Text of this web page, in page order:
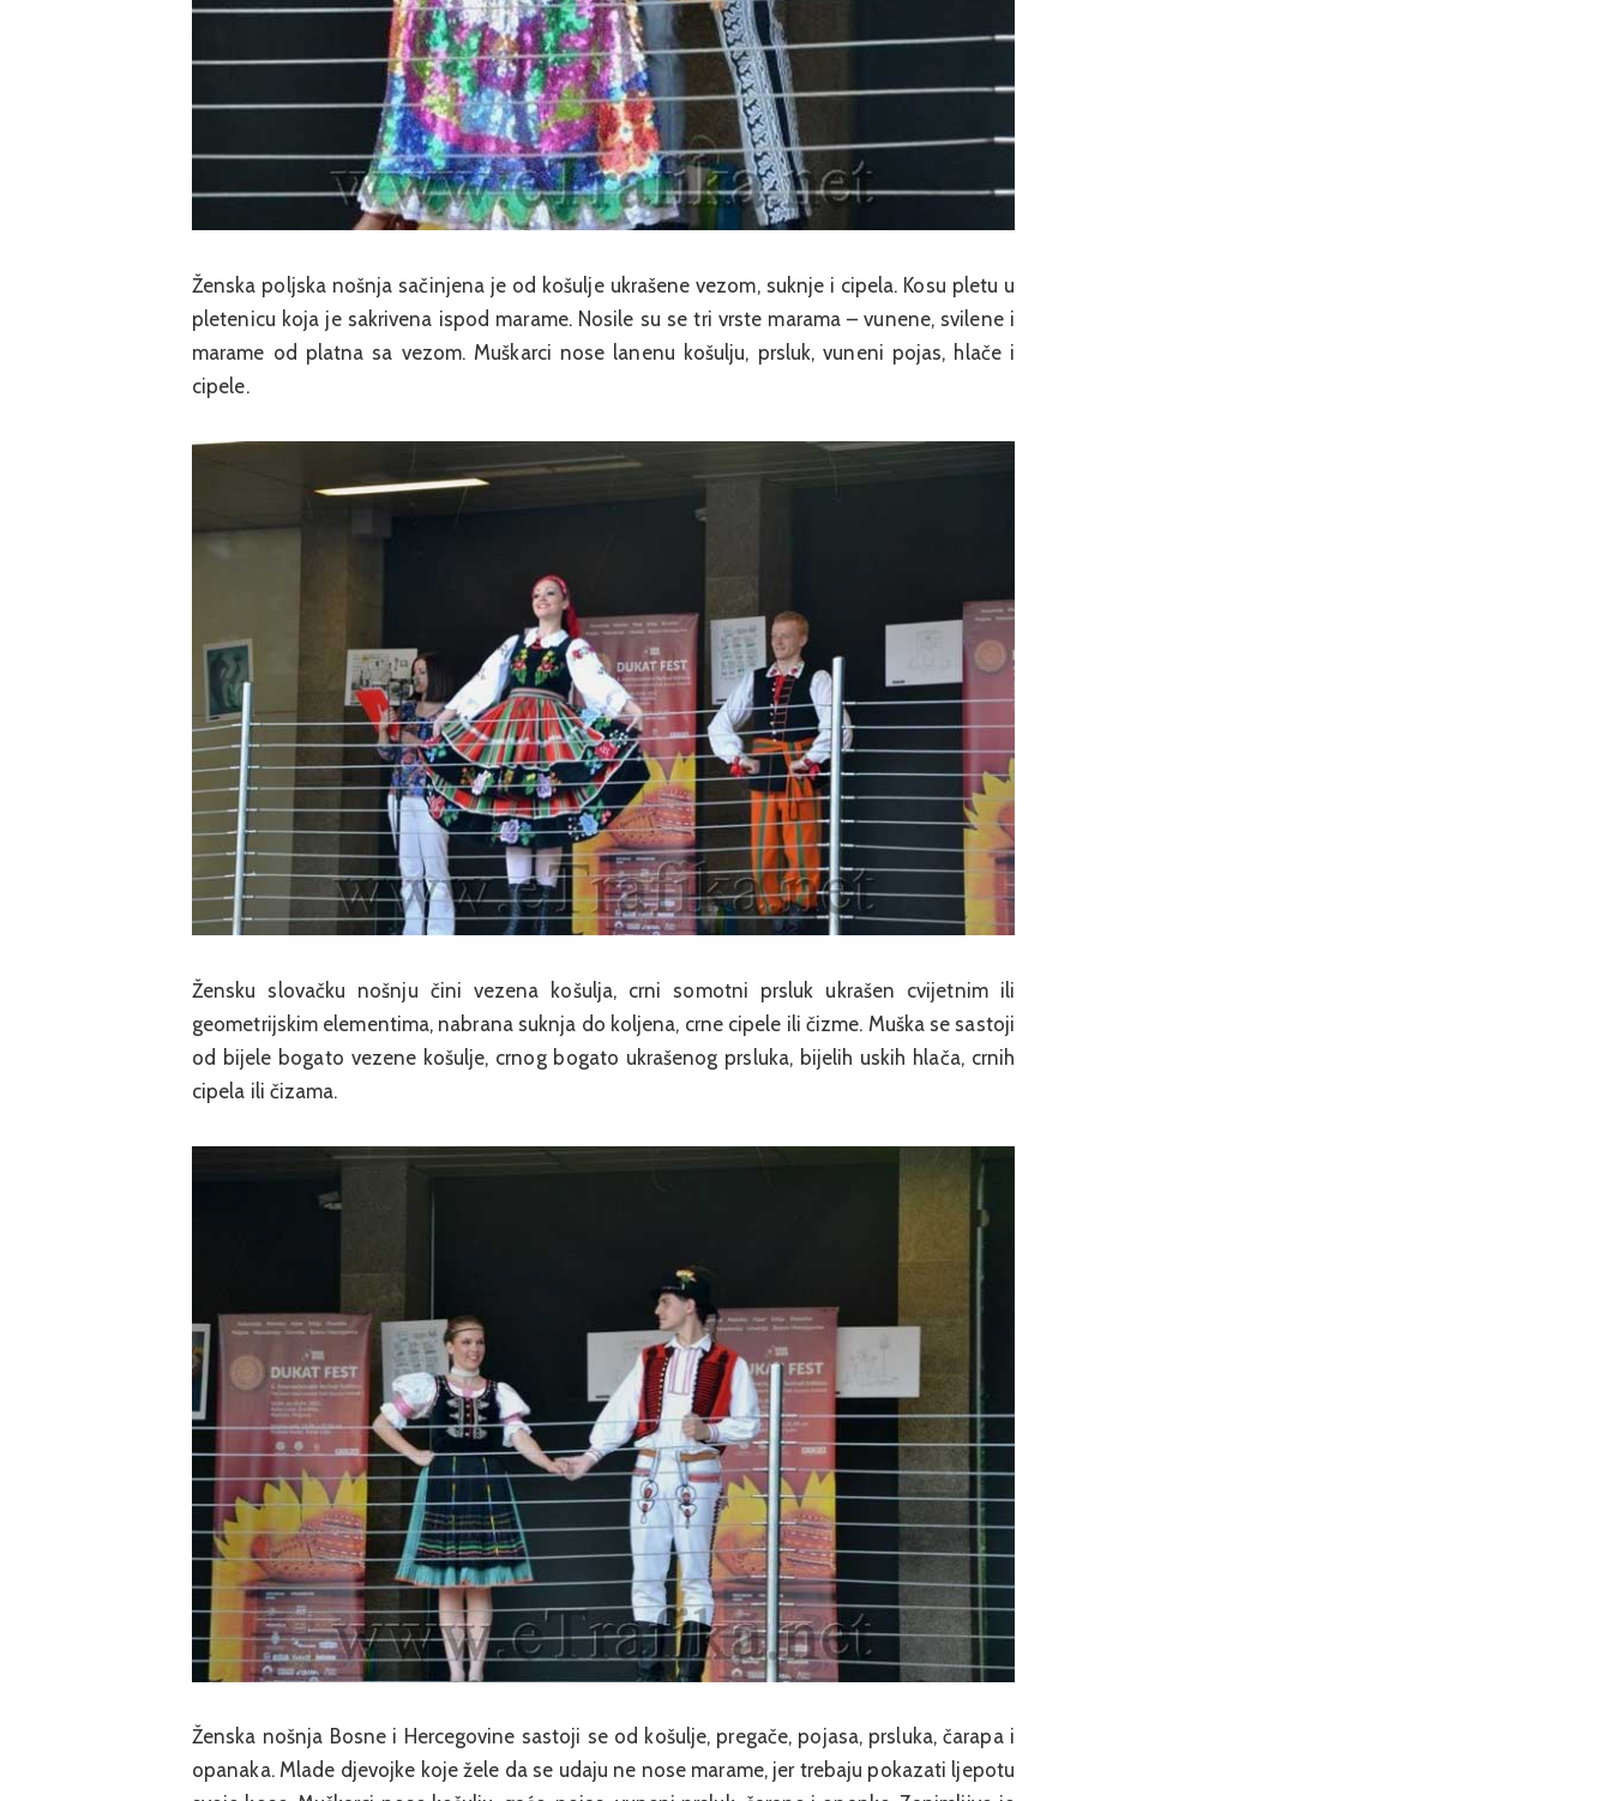
Ženska poljska nošnja sačinjena je od košulje ukrašene vezom, suknje i cipela. Kosu pletu u
pletenicu koja je sakrivena ispod marame. Nosile su se tri vrste marama – vunene, svilene i
marame od platna sa vezom. Muškarci nose lanenu košulju, prsluk, vuneni pojas, hlače i
cipele.
Žensku slovačku nošnju čini vezena košulja, crni somotni prsluk ukrašen cvijetnim ili
geometrijskim elementima, nabrana suknja do koljena, crne cipele ili čizme. Muška se sastoji
od bijele bogato vezene košulje, crnog bogato ukrašenog prsluka, bijelih uskih hlača, crnih
cipela ili čizama.
Ženska nošnja Bosne i Hercegovine sastoji se od košulje, pregače, pojasa, prsluka, čarapa i
opanaka. Mlade djevojke koje žele da se udaju ne nose marame, jer trebaju pokazati ljepotu